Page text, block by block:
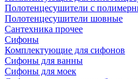
Полотенцесушители с
Полотенцесушители шовные
Сантехника прочее
Сифоны
Комплектующие для сифонов
Сифоны для ванны
Сифоны для моек